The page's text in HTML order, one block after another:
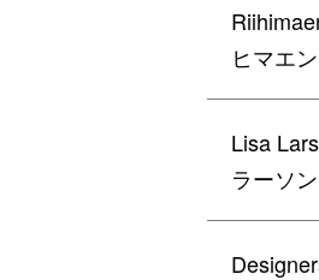
ヒマエ
Lisa
ラーソン